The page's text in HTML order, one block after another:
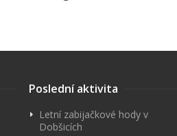
Poslední aktivita
Letní zabijačkové hody v
Dobšicích